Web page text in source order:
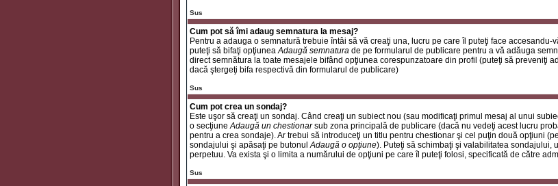
Sus
Cum pot să îmi adaug semnatura la mesaj?
Pentru a adauga o semnatură trebuie întâi să vă creaţi una, lucru pe care îl puteţi face accesandu-
puteţi să bifaţi opţiuneaAdaugă semnatura de pe formularul de publicare pentru a vă adăuga
direct semnătura la toate mesajele bifând opţiunea corespunzatoare din profil (puteţi să preveniţi
dacă ştergeţi bifa respectivă din formularul de publicare)
Sus
Cum pot crea un sondaj?
Este uşor să creaţi un sondaj. Când creaţi un subiect nou (sau modificaţi primul mesaj al unui
o secţiuneAdaugă un chestionarsub zona principală de publicare (dacă nu vedeţi acest lucru
pentru a crea sondaje). Ar trebui să introduceţi un titlu pentru chestionar şi cel puţin două opţiuni
sondajului şi apăsaţi pe butonulAdaugă o opţiune). Puteţi să schimbaţi şi valabilitatea sondajului,
perpetuu. Va exista şi o limita a numărului de opţiuni pe care îl puteţi folosi, specificată de către
Sus